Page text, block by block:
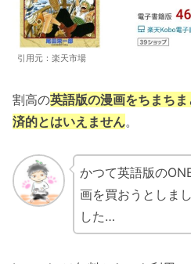
引用元：楽天市場
割高の英語版の漫画をちまち
済的とはいえません。
かつて英語版の
画を買おうとしま
した…